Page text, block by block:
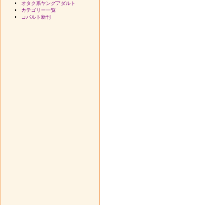
オタク系ヤングアダルト
カテゴリー一覧
コバルト新刊